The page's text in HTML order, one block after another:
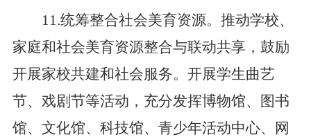
11.统筹整合社会美育资源。推动学校、
家庭和社会美育资源整合与联动共享，鼓励
开展家校共建和社会服务。开展学生曲艺
节、戏剧节等活动，充分发挥博物馆、图书
馆、文化馆、科技馆、青少年活动中心、网